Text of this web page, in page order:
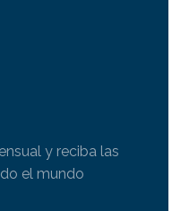
y reciba las
el mundo